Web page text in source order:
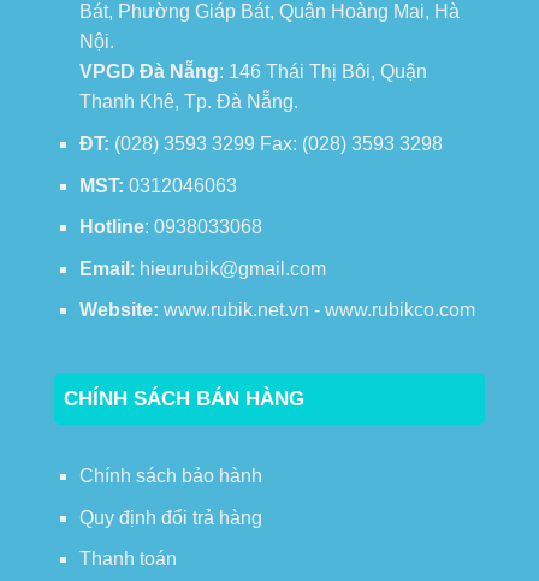
Bát, Phường Giáp Bát, Quận Hoàng Mai, Hà
Nội.
VPGD Đà Nẵng: 146 Thái Thị Bôi, Quận
Thanh Khê, Tp. Đà Nẵng.
ĐT: (028) 3593 3299 Fax: (028) 3593 3298
MST: 0312046063
Hotline: 0938033068
Email : hieurubik@gmail.com
Website: www.rubik.net.vn - www.rubikco.com
CHÍNH SÁCH BÁN HÀNG
Chính sách bảo hành
Quy định đổi trả hàng
Thanh toán